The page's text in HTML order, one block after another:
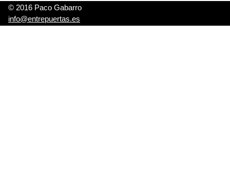
© 2016 Paco Gabarro
info@entrepuertas.es